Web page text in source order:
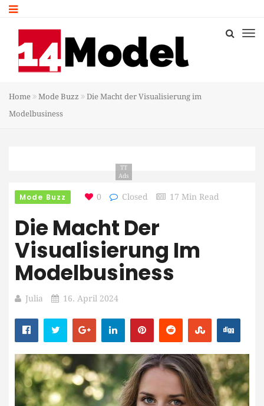
Home Mode Buzz
Die Macht der Visualisierung im
Modelbusiness
TT
Ads
Mode Buzz 0 Closed 17 Min Read
Die Macht Der
Visualisierung Im
Modelbusiness
Julia 16. April 2024